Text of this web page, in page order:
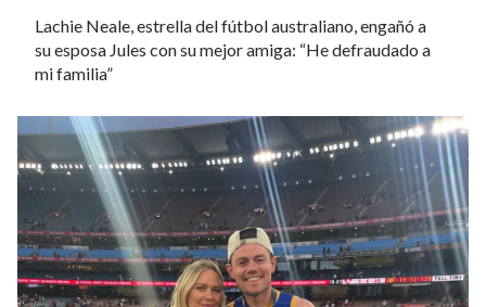
Lachie Neale, estrella del fútbol australiano, engañó a
su esposa Jules con su mejor amiga: “He defraudado a
mi familia”